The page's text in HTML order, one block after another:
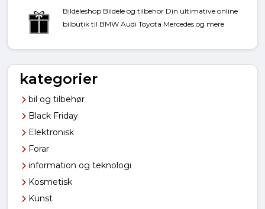
Bildeleshop Bildele og tilbehor Din ultimative online
bilbutik til BMW Audi Toyota Mercedes og mere
kategorier
bil og tilbehør
Black Friday
Elektronisk
Forar
information og teknologi
Kosmetisk
Kunst